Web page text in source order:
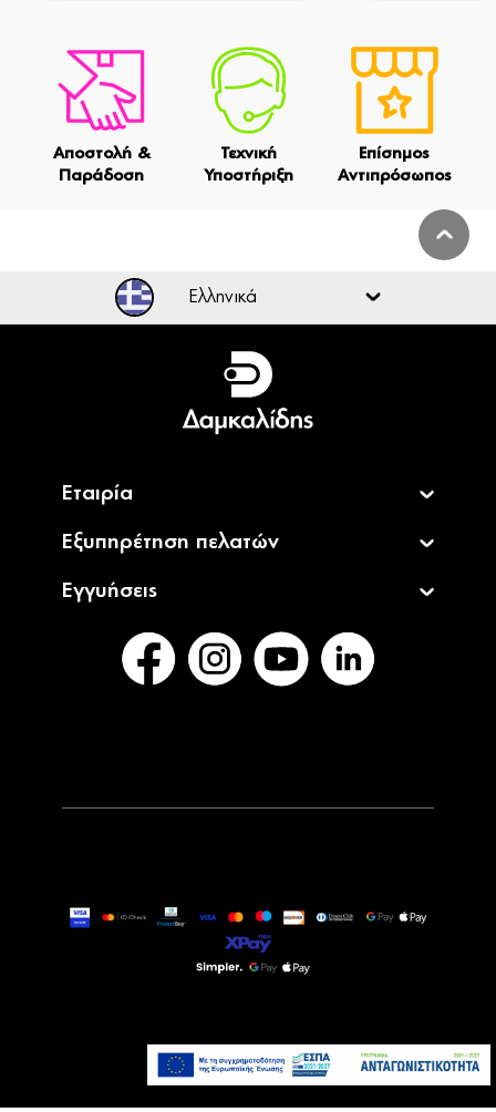
Αποστολή &
Παράδοση
Τεχνική
Υποστήριξη
Επίσημος
Αντιπρόσωπος
Προσθήκη στο καλάθι
Ελληνικά
Ελληνικά
English
Εταιρία
Εξυπηρέτηση πελατών
Εγγυήσεις